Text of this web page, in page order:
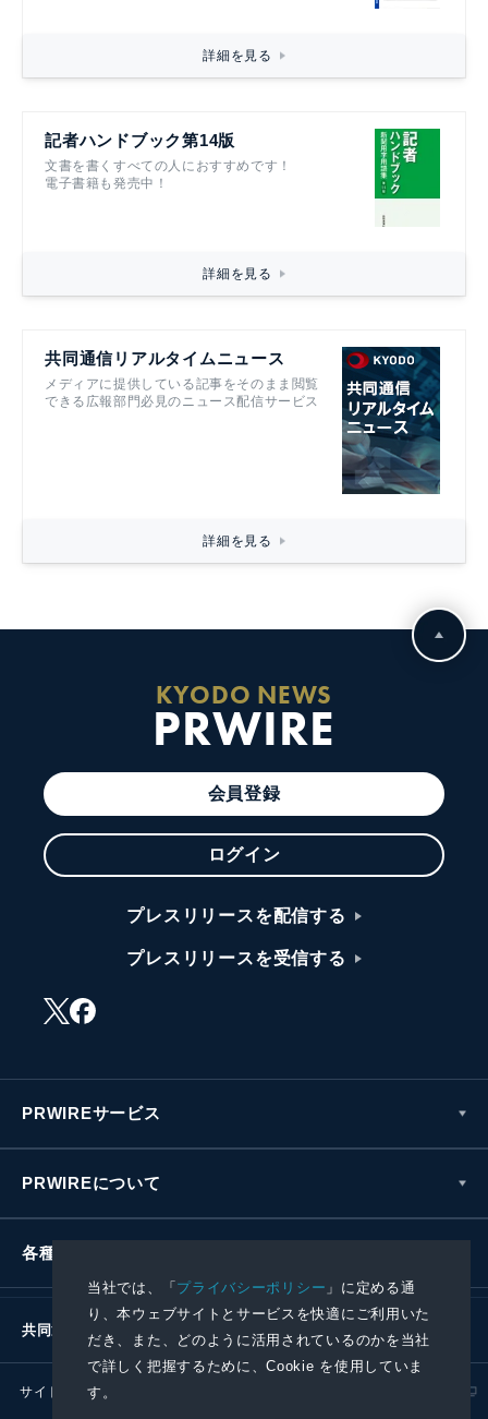
当社では、「プライバシーポリシー 」に定める通
り、本ウェブサイトとサービスを快適にご利用いた
だき、また、どのように活用されているのかを当社
で詳しく把握するために、Cookie を使用していま
す。
詳細を見る
記者ハンドブック第14版
文書を書くすべての人におすすめです！
電子書籍も発売中！
詳細を見る
共同通信リアルタイムニュース
メディアに提供している記事をそのまま閲覧
できる広報部門必見のニュース配信サービス
詳細を見る
KYODO NEWS
PRWIRE
会員登録
ログイン
プレスリリースを配信する
プレスリリースを受信する
PRWIREサービス
PRWIREについて
各種お問い合わせ
共同通信社グループ
サイトポリシー